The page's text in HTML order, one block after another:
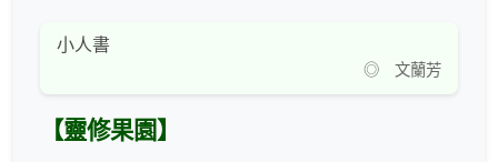
小人書
◎ 文蘭芳
【靈修果園】